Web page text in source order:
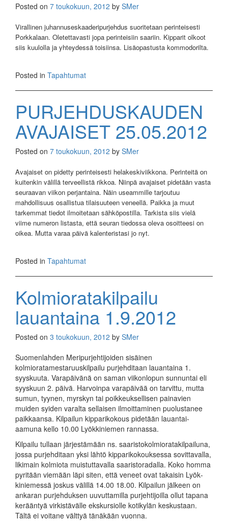
Posted on 7 toukokuun, 2012 by SMer
Virallinen juhannuseskaaderipurjehdus suoritetaan perinteisesti
Porkkalaan. Oletettavasti jopa perinteisiin saariin. Kipparit olkoot
siis kuulolla ja yhteydessä toisiinsa. Lisäopastusta kommodorilta.
Posted in Tapahtumat
PURJEHDUSKAUDEN
AVAJAISET 25.05.2012
Posted on 7 toukokuun, 2012 by SMer
Avajaiset on pidetty perinteisesti helakeskiviikkona. Perinteitä on
kuitenkin välillä terveellistä rikkoa. Niinpä avajaiset pidetään vasta
seuraavan viikon perjantaina. Näin useammille tarjoutuu
mahdollisuus osallistua tilaisuuteen veneellä. Paikka ja muut
tarkemmat tiedot ilmoitetaan sähköpostilla. Tarkista siis vielä
viime numeron listasta, että seuran tiedossa oleva osoitteesi on
oikea. Mutta varaa päivä kalenteristasi jo nyt.
Posted in Tapahtumat
Kolmioratakilpailu
lauantaina 1.9.2012
Posted on 3 toukokuun, 2012 by SMer
Suomenlahden Meripurjehtijoiden sisäinen
kolmioratamestaruuskilpailu purjehditaan lauantaina 1.
syyskuuta. Varapäivänä on saman viikonlopun sunnuntai eli
syyskuun 2. päivä. Harvoinpa varapäivää on tarvittu, mutta
sumun, tyynen, myrskyn tai poikkeuksellisen painavien
muiden syiden varalta sellaisen ilmoit­taminen puolustanee
paikkaansa. Kilpai­lun kip­pa­riko­kous pide­tään lauantai­
aamuna kello 10.00 Lyök­kinie­men ran­nassa.
Kilpailu tullaan järjestämään ns. saaristokol­miorata­kilpailuna,
jossa purjehditaan yksi lähtö kippariko­kouksessa sovitta­valla,
likimain kolmiota muistuttavalla saaristoradal­la. Koko homma
pyritään viemään läpi siten, että veneet ovat takaisin Lyök­
kiniemessä joskus välillä 14.00 18.00. Kilpailun jälkeen on
ankaran purjehduksen uuvuttamilla purjehtijoilla ollut tapana
kerääntyä virkistävälle ekskursiolle kotikylän keskustaan.
Tältä ei voitane välttyä tänäkään vuonna.